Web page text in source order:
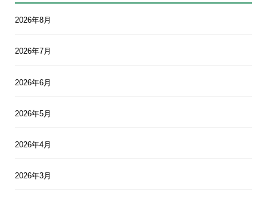
2026年8月
2026年7月
2026年6月
2026年5月
2026年4月
2026年3月